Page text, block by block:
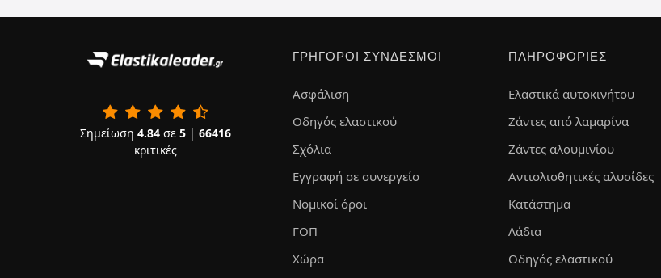
Σημείωση 4.84σε 5| 66416
κριτικές
ΓΡΉΓΟΡΟΙ ΣΎΝΔΕΣΜΟΙ
Ασφάλιση
Οδηγός ελαστικού
Σχόλια
Εγγραφή σε συνεργείο
Νομικοί όροι
ΓΟΠ
Χώρα
ΠΛΗΡΟΦΟΡΊΕΣ
Ελαστικά αυτοκινήτου
Ζάντες από λαμαρίνα
Ζάντες αλουμινίου
Αντιολισθητικές αλυσίδες
Κατάστημα
Λάδια
Οδηγός ελαστικού